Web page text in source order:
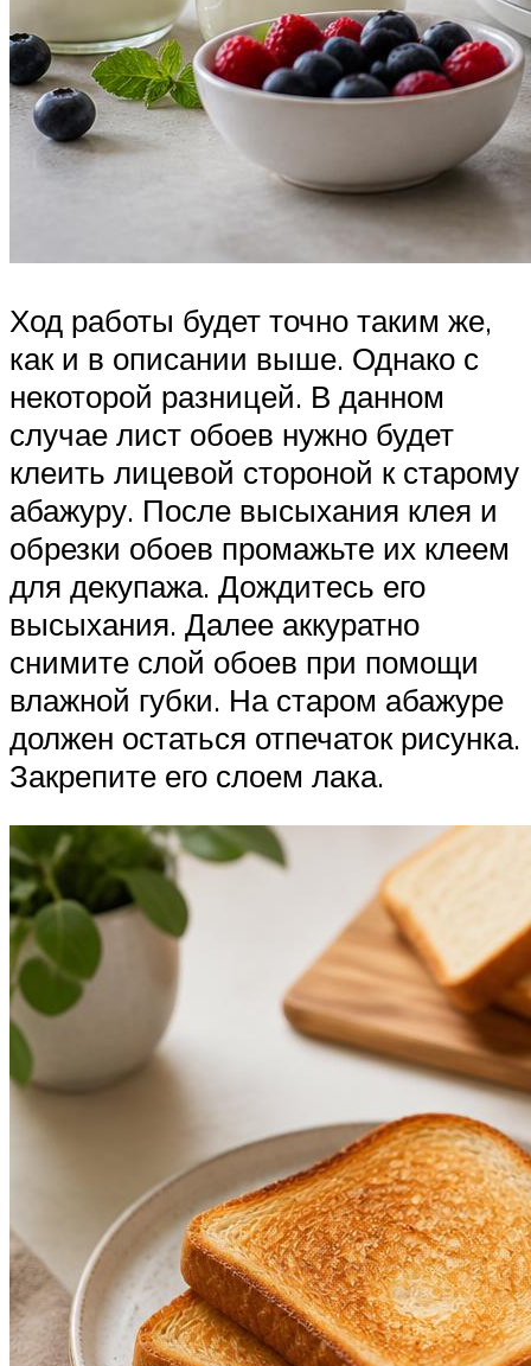
Ход работы будет точно таким же,
как и в описании выше. Однако с
некоторой разницей. В данном
случае лист обоев нужно будет
клеить лицевой стороной к старому
абажуру. После высыхания клея и
обрезки обоев промажьте их клеем
для декупажа. Дождитесь его
высыхания. Далее аккуратно
снимите слой обоев при помощи
влажной губки. На старом абажуре
должен остаться отпечаток рисунка.
Закрепите его слоем лака.